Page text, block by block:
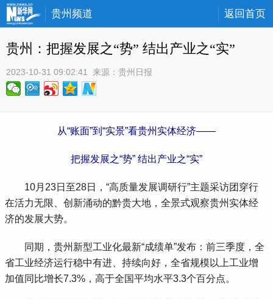
贵州频道 返回首页
贵州：把握发展之“势” 结出产业之“实”
2023-10-31 09:02:41 来源： 贵州日报
从“账面”到“实景”看贵州实体经济——
把握发展之“势” 结出产业之“实”
10月23日至28日，“高质量发展调研行”主题采访团穿行
在活力无限、创新涌动的黔贵大地，全景式观察贵州实体经
济的发展大势。
同期，贵州新型工业化最新“成绩单”发布：前三季度，全
省工业经济运行稳中有进、持续向好，全省规模以上工业增
加值同比增长7.3%，高于全国平均水平3.3个百分点。